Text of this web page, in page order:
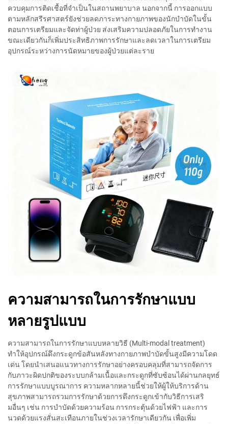
ควบคุมการติดเชื้อที่จำเป็นในสถานพยาบาล นอกจากนี้ การออกแบบ
ตามหลักสรีรศาสตร์ยังช่วยลดภาระทางกายภาพของนักบำบัดในขั้น
ตอนการเตรียมและจัดท่าผู้ป่วย ส่งเสริมความปลอดภัยในการทำงาน
ขณะเดียวกันก็เพิ่มประสิทธิภาพการรักษาและลดเวลาในการเตรียม
อุปกรณ์ระหว่างการนัดหมายของผู้ป่วยแต่ละราย
ความสามารถในการรักษาแบบ
หลายรูปแบบ
ความสามารถในการรักษาแบบหลายวิธี (Multi-modal treatment)
ทำให้อุปกรณ์ดึงกระดูกข้อสันหลังทางกายภาพบำบัดขั้นสูงมีความโดด
เด่น โดยนำเสนอแนวทางการรักษาอย่างครอบคลุมที่สามารถจัดการ
กับภาวะผิดปกติของระบบกล้ามเนื้อและกระดูกที่ซับซ้อนได้ผ่านกลยุทธ์
การรักษาแบบบูรณาการ ความหลากหลายนี้ช่วยให้ผู้ให้บริการด้าน
สุขภาพสามารถรวมการรักษาด้วยการดึงกระดูกเข้ากับวิธีการเสริ
มอื่นๆ เช่น การบำบัดด้วยความร้อน การกระตุ้นด้วยไฟฟ้า และการ
นวดด้วยแรงสั่นสะเทือนภายในช่วงเวลารักษาเดียวกัน เพื่อเพิ่ม